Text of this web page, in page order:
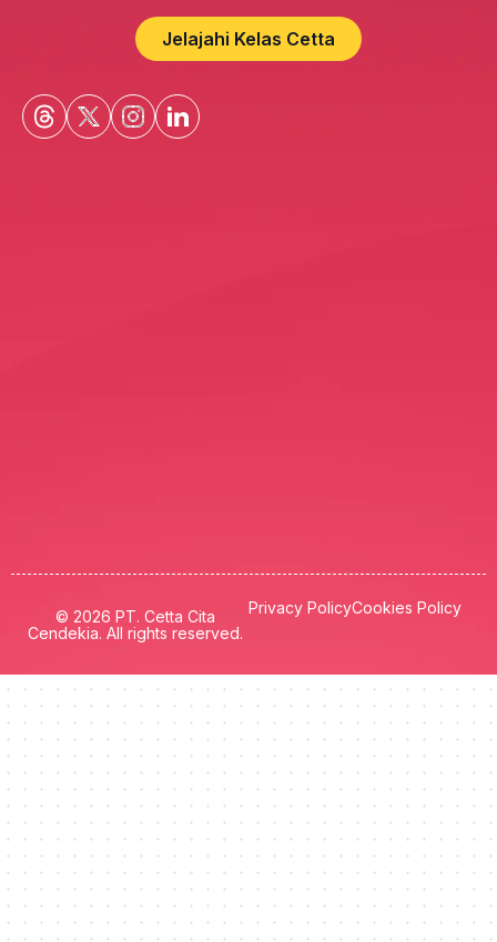
Jelajahi Kelas Cetta
© 2026 PT. Cetta Cita
Cendekia. All rights reserved.
Privacy PolicyCookies Policy